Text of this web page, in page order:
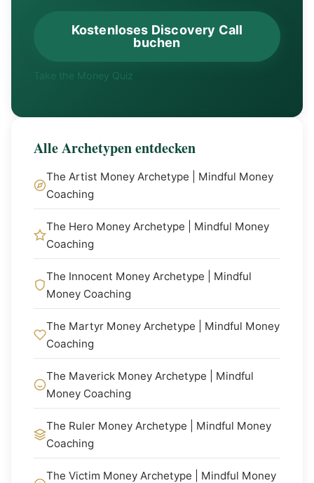
Kostenloses Discovery Call
buchen
Take the Money Quiz
Alle Archetypen entdecken
The Artist Money Archetype | Mindful Money
Coaching
The Hero Money Archetype | Mindful Money
Coaching
The Innocent Money Archetype | Mindful
Money Coaching
The Martyr Money Archetype | Mindful Money
Coaching
The Maverick Money Archetype | Mindful
Money Coaching
The Ruler Money Archetype | Mindful Money
Coaching
The Victim Money Archetype | Mindful Money